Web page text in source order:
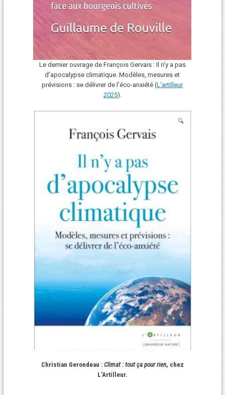
Le dernier ouvrage de François Gervais : Il n’y a pas
d’apocalypse climatique. Modèles, mesures et
prévisions : se délivrer de l’éco-anxiété (L'arti lleur
2025).
Christian Gerondeau : Climat : tout ça pour rien, chez
L’Artilleur.